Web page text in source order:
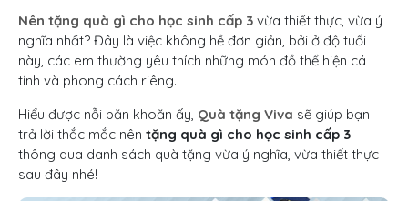
Nên tặng quà gì cho học sinh cấp 3 vừa thiết thực, vừa ý
nghĩa nhất? Đây là việc không hề đơn giản, bởi ở độ tuổi
này, các em thường yêu thích những món đồ thể hiện cá
tính và phong cách riêng.
Hiểu được nỗi băn khoăn ấy, Quà tặng Viva sẽ giúp bạn
trả lời thắc mắc nên tặng quà gì cho học sinh cấp 3
thông qua danh sách quà tặng vừa ý nghĩa, vừa thiết thực
sau đây nhé!